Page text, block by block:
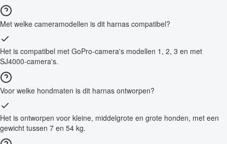
Met welke cameramodellen is dit harnas compatibel?
Het is compatibel met GoPro-camera's modellen 1, 2, 3 en met
SJ4000-camera's.
Voor welke hondmaten is dit harnas ontworpen?
Het is ontworpen voor kleine, middelgrote en grote honden, met een
gewicht tussen 7 en 54 kg.